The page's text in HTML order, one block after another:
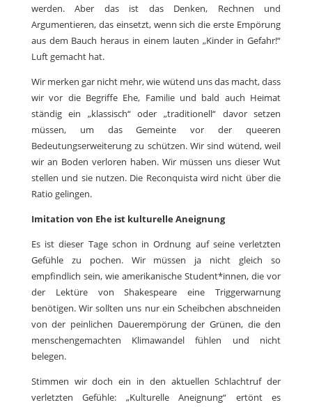
werden. Aber das ist das Denken, Rechnen und
Argumentieren, das einsetzt, wenn sich die erste Empörung
aus dem Bauch heraus in einem lauten „Kinder in Gefahr!“
Luft gemacht hat.
Wir merken gar nicht mehr, wie wütend uns das macht, dass
wir vor die Begriffe Ehe, Familie und bald auch Heimat
ständig ein „klassisch“ oder „traditionell“ davor setzen
müssen, um das Gemeinte vor der queeren
Bedeutungserweiterung zu schützen. Wir sind wütend, weil
wir an Boden verloren haben. Wir müssen uns dieser Wut
stellen und sie nutzen. Die Reconquista wird nicht über die
Ratio gelingen.
Imitation von Ehe ist kulturelle Aneignung
Es ist dieser Tage schon in Ordnung auf seine verletzten
Gefühle zu pochen. Wir müssen ja nicht gleich so
empfindlich sein, wie amerikanische Student*innen, die vor
der Lektüre von Shakespeare eine Triggerwarnung
benötigen. Wir sollten uns nur ein Scheibchen abschneiden
von der peinlichen Dauerempörung der Grünen, die den
menschengemachten Klimawandel fühlen und nicht
belegen.
Stimmen wir doch ein in den aktuellen Schlachtruf der
verletzten Gefühle: „Kulturelle Aneignung“ ertönt es